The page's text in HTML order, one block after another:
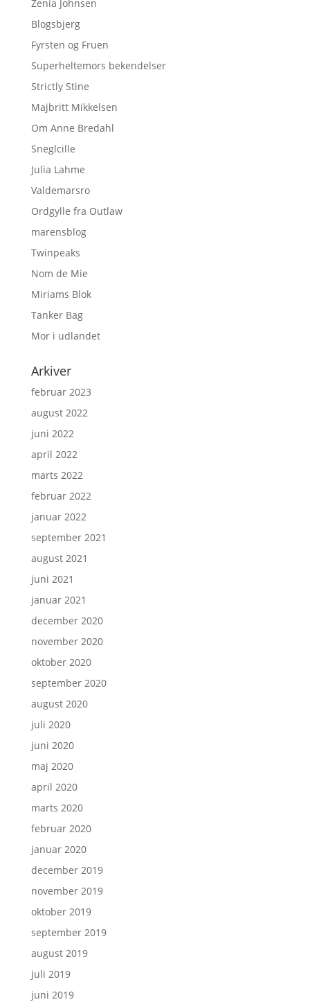
Zenia Johnsen
Blogsbjerg
Fyrsten og Fruen
Superheltemors bekendelser
Strictly Stine
Majbritt Mikkelsen
Om Anne Bredahl
Sneglcille
Julia Lahme
Valdemarsro
Ordgylle fra Outlaw
marensblog
Twinpeaks
Nom de Mie
Miriams Blok
Tanker Bag
Mor i udlandet
Arkiver
februar 2023
august 2022
juni 2022
april 2022
marts 2022
februar 2022
januar 2022
september 2021
august 2021
juni 2021
januar 2021
december 2020
november 2020
oktober 2020
september 2020
august 2020
juli 2020
juni 2020
maj 2020
april 2020
marts 2020
februar 2020
januar 2020
december 2019
november 2019
oktober 2019
september 2019
august 2019
juli 2019
juni 2019